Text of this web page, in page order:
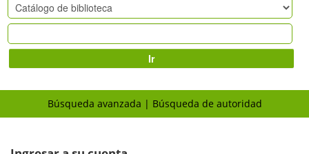
Ir
Búsqueda avanzada Búsqueda de autoridad